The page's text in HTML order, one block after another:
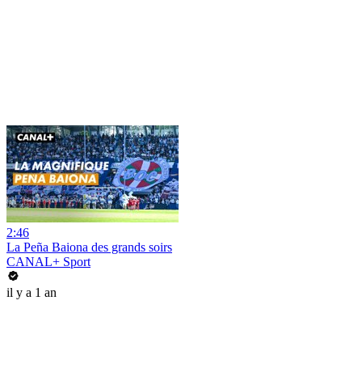
2:46
La Peña Baiona des grands soirs
CANAL+ Sport
il y a 1 an